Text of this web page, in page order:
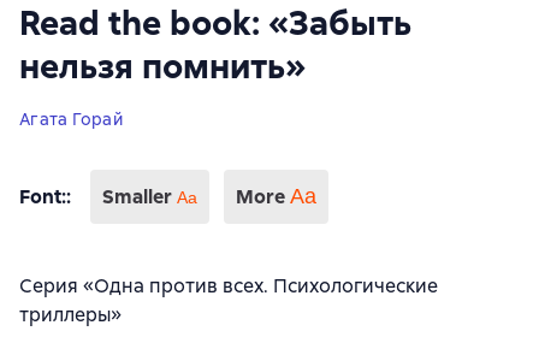
Read the book: «Забыть
нельзя помнить»
Агата Горай
Font:: Smaller Aa More Аа
Серия «Одна против всех. Психологические
триллеры»